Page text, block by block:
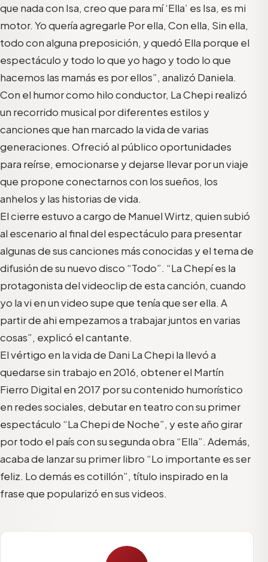
que nada con Isa, creo que para mí ‘Ella’ es Isa, es mi
motor. Yo quería agregarle Por ella, Con ella, Sin ella,
todo con alguna preposición, y quedó Ella porque el
espectáculo y todo lo que yo hago y todo lo que
hacemos las mamás es por ellos”, analizó Daniela.
Con el humor como hilo conductor, La Chepi realizó
un recorrido musical por diferentes estilos y
canciones que han marcado la vida de varias
generaciones. Ofreció al público oportunidades
para reírse, emocionarse y dejarse llevar por un viaje
que propone conectarnos con los sueños, los
anhelos y las historias de vida.
El cierre estuvo a cargo de Manuel Wirtz, quien subió
al escenario al final del espectáculo para presentar
algunas de sus canciones más conocidas y el tema de
difusión de su nuevo disco “Todo”. “La Chepí es la
protagonista del videoclip de esta canción, cuando
yo la vi en un video supe que tenía que ser ella. A
partir de ahi empezamos a trabajar juntos en varias
cosas”, explicó el cantante.
El vértigo en la vida de Dani La Chepi la llevó a
quedarse sin trabajo en 2016, obtener el Martín
Fierro Digital en 2017 por su contenido humorístico
en redes sociales, debutar en teatro con su primer
espectáculo “La Chepi de Noche”, y este año girar
por todo el país con su segunda obra “Ella”. Además,
acaba de lanzar su primer libro “Lo importante es ser
feliz. Lo demás es cotillón”, título inspirado en la
frase que popularizó en sus videos.